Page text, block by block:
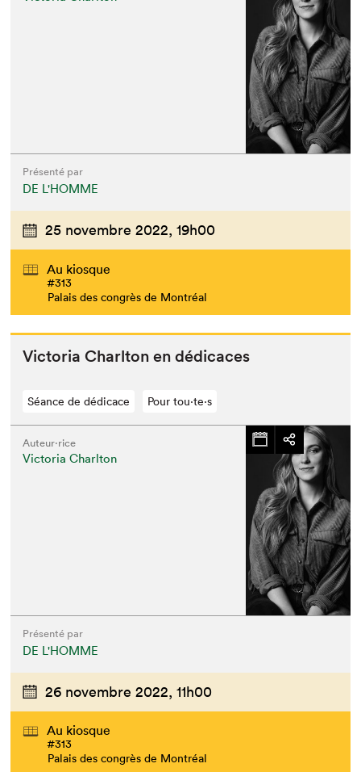
Présenté par
DE L'HOMME
25 novembre 2022, 19h00
Au kiosque
#313
Palais des congrès de Montréal
Vic­to­ria Charl­ton en dédicaces
Séance de dédicace Pour tou⋅te⋅s
Auteur·rice
Victoria Charlton
Présenté par
DE L'HOMME
26 novembre 2022, 11h00
Au kiosque
#313
Palais des congrès de Montréal